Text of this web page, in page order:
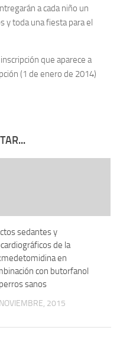
a cada niño un
y toda una fiesta para el
que aparece a
(1 de enero de 2014)
sedantes y
de la
en
con butorfanol
sanos
2015